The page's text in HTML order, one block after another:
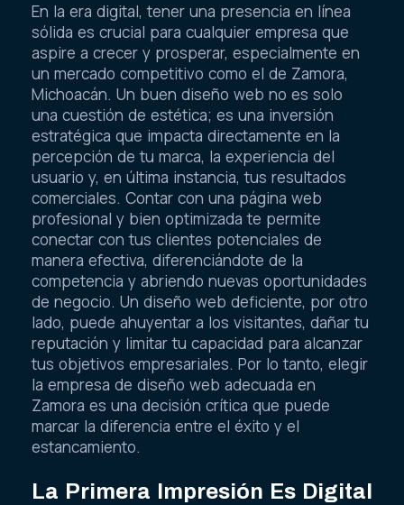
En la era digital, tener una presencia en línea
sólida es crucial para cualquier empresa que
aspire a crecer y prosperar, especialmente en
un mercado competitivo como el de Zamora,
Michoacán. Un buen diseño web no es solo
una cuestión de estética; es una inversión
estratégica que impacta directamente en la
percepción de tu marca, la experiencia del
usuario y, en última instancia, tus resultados
comerciales. Contar con una página web
profesional y bien optimizada te permite
conectar con tus clientes potenciales de
manera efectiva, diferenciándote de la
competencia y abriendo nuevas oportunidades
de negocio. Un diseño web deficiente, por otro
lado, puede ahuyentar a los visitantes, dañar tu
reputación y limitar tu capacidad para alcanzar
tus objetivos empresariales. Por lo tanto, elegir
la empresa de diseño web adecuada en
Zamora es una decisión crítica que puede
marcar la diferencia entre el éxito y el
estancamiento.
La Primera Impresión Es Digital